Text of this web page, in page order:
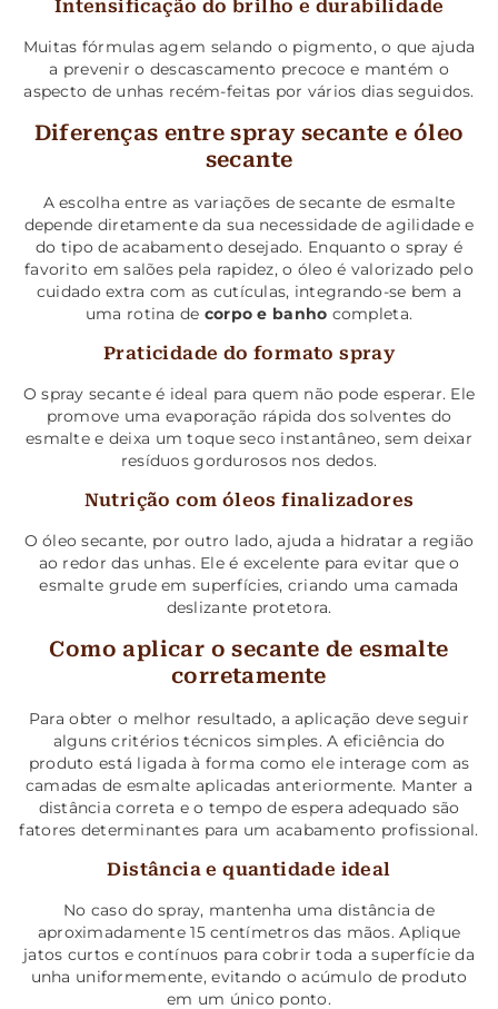
Intensificação do brilho e durabilidade
Muitas fórmulas agem selando o pigmento, o que ajuda
a prevenir o descascamento precoce e mantém o
aspecto de unhas recém-feitas por vários dias seguidos.
Diferenças entre spray secante e óleo
secante
A escolha entre as variações de secante de esmalte
depende diretamente da sua necessidade de agilidade e
do tipo de acabamento desejado. Enquanto o spray é
favorito em salões pela rapidez, o óleo é valorizado pelo
cuidado extra com as cutículas, integrando-se bem a
uma rotina de corpo e banho completa.
Praticidade do formato spray
O spray secante é ideal para quem não pode esperar. Ele
promove uma evaporação rápida dos solventes do
esmalte e deixa um toque seco instantâneo, sem deixar
resíduos gordurosos nos dedos.
Nutrição com óleos finalizadores
O óleo secante, por outro lado, ajuda a hidratar a região
ao redor das unhas. Ele é excelente para evitar que o
esmalte grude em superfícies, criando uma camada
deslizante protetora.
Como aplicar o secante de esmalte
corretamente
Para obter o melhor resultado, a aplicação deve seguir
alguns critérios técnicos simples. A eficiência do
produto está ligada à forma como ele interage com as
camadas de esmalte aplicadas anteriormente. Manter a
distância correta e o tempo de espera adequado são
fatores determinantes para um acabamento profissional.
Distância e quantidade ideal
No caso do spray, mantenha uma distância de
aproximadamente 15 centímetros das mãos. Aplique
jatos curtos e contínuos para cobrir toda a superfície da
unha uniformemente, evitando o acúmulo de produto
em um único ponto.